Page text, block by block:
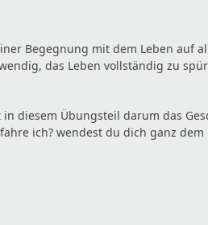
Begegnung mit dem Leben auf
das Leben vollständig zu
diesem Übungsteil darum das
ich? wendest du dich ganz dem